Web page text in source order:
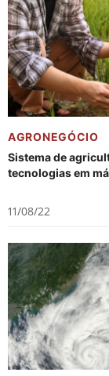
AGRONEGÓCIO
Sistema de
tecnologias em
11/08/22